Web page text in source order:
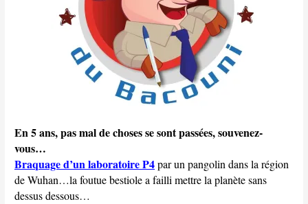
En 5 ans, pas mal de choses se sont passées, souvenez-
vous…
Braquage d’un laboratoire P4par un pangolin dans la région
de Wuhan…la foutue bestiole a failli mettre la planète sans
dessus dessous…